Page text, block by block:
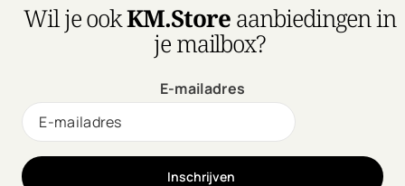
Wil je ookKM.Storeaanbiedingen in
je mailbox?
E-mailadres
Inschrijven